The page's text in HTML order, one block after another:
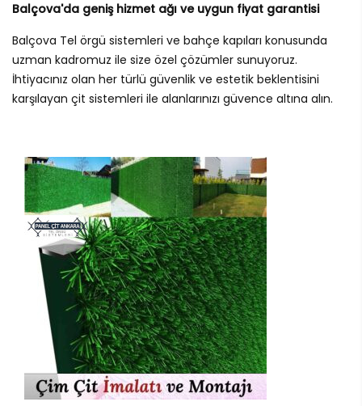
Balçova'da geniş hizmet ağı ve uygun fiyat garantisi
Balçova Tel örgü sistemleri ve bahçe kapıları konusunda
uzman kadromuz ile size özel çözümler sunuyoruz.
İhtiyacınız olan her türlü güvenlik ve estetik beklentisini
karşılayan çit sistemleri ile alanlarınızı güvence altına alın.